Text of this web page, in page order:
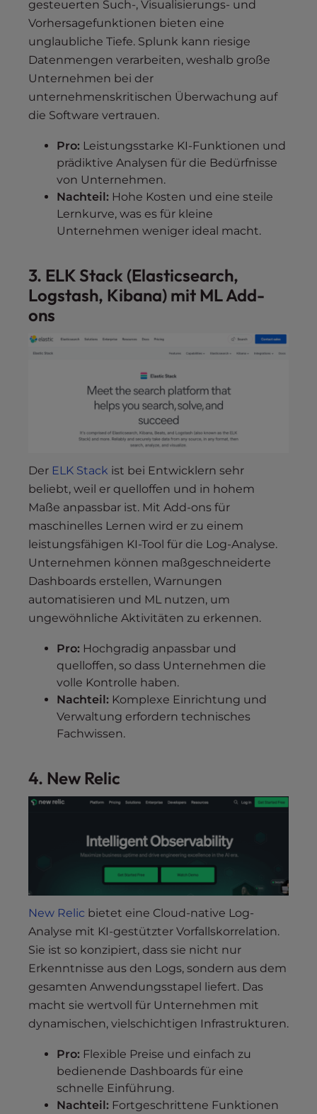
gesteuerten Such-, Visualisierungs- und
Vorhersagefunktionen bieten eine
unglaubliche Tiefe. Splunk kann riesige
Datenmengen verarbeiten, weshalb große
Unternehmen bei der
unternehmenskritischen Überwachung auf
die Software vertrauen.
Pro: Leistungsstarke KI-Funktionen und
prädiktive Analysen für die Bedürfnisse
von Unternehmen.
Nachteil: Hohe Kosten und eine steile
Lernkurve, was es für kleine
Unternehmen weniger ideal macht.
3. ELK Stack (Elasticsearch,
Logstash, Kibana) mit ML Add-
ons
Der ELK Stack ist bei Entwicklern sehr
beliebt, weil er quelloffen und in hohem
Maße anpassbar ist. Mit Add-ons für
maschinelles Lernen wird er zu einem
leistungsfähigen KI-Tool für die Log-Analyse.
Unternehmen können maßgeschneiderte
Dashboards erstellen, Warnungen
automatisieren und ML nutzen, um
ungewöhnliche Aktivitäten zu erkennen.
Pro: Hochgradig anpassbar und
quelloffen, so dass Unternehmen die
volle Kontrolle haben.
Nachteil: Komplexe Einrichtung und
Verwaltung erfordern technisches
Fachwissen.
4. New Relic
New Relic bietet eine Cloud-native Log-
Analyse mit KI-gestützter Vorfallskorrelation.
Sie ist so konzipiert, dass sie nicht nur
Erkenntnisse aus den Logs, sondern aus dem
gesamten Anwendungsstapel liefert. Das
macht sie wertvoll für Unternehmen mit
dynamischen, vielschichtigen Infrastrukturen.
Pro: Flexible Preise und einfach zu
bedienende Dashboards für eine
schnelle Einführung.
Nachteil: Fortgeschrittene Funktionen